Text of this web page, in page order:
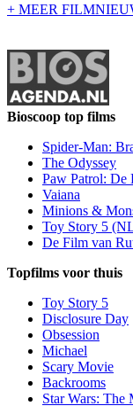
+ MEER
Bioscoop top films
Spider-Man:
The Odyssey
Paw Patrol:
Vaiana
Minions &
Toy Story 5
De Film van
Topfilms voor thuis
Toy Story 5
Disclosure Day
Obsession
Michael
Scary Movie
Backrooms
Star Wars: The